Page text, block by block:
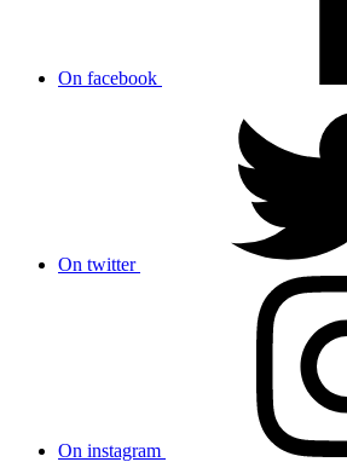
On facebook
On twitter
On instagram